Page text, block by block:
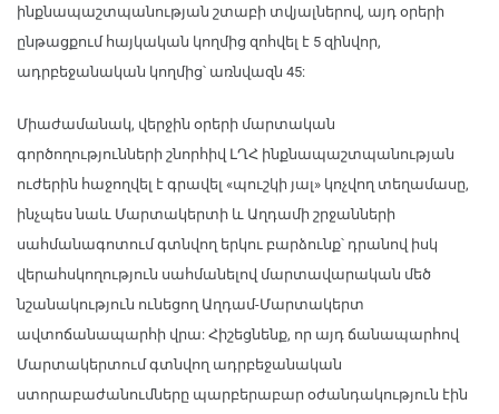
ինքնապաշտպանության շտաբի տվյալներով, այդ օրերի
ընթացքում հայկական կողմից զոհվել է 5 զինվոր,
ադրբեջանական կողմից՝ առնվազն 45:
Միաժամանակ, վերջին օրերի մարտական
գործողությունների շնորհիվ ԼՂՀ ինքնապաշտպանության
ուժերին հաջողվել է գրավել «պուշկի յալ» կոչվող տեղամասը,
ինչպես նաև Մարտակերտի և Աղդամի շրջանների
սահմանագոտում գտնվող երկու բարձունք՝ դրանով իսկ
վերահսկողություն սահմանելով մարտավարական մեծ
նշանակություն ունեցող Աղդամ-Մարտակերտ
ավտոճանապարհի վրա: Հիշեցնենք, որ այդ ճանապարհով
Մարտակերտում գտնվող ադրբեջանական
ստորաբաժանումները պարբերաբար օժանդակություն էին